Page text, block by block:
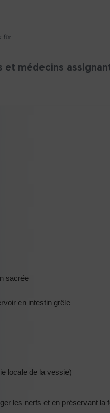
et médecins
sacrée
en intestin grêle
locale de la vessie)
les nerfs et en préservant la